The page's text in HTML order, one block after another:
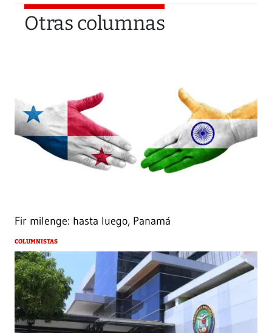
Otras columnas
Fir milenge: hasta luego, Panamá
COLUMNISTAS